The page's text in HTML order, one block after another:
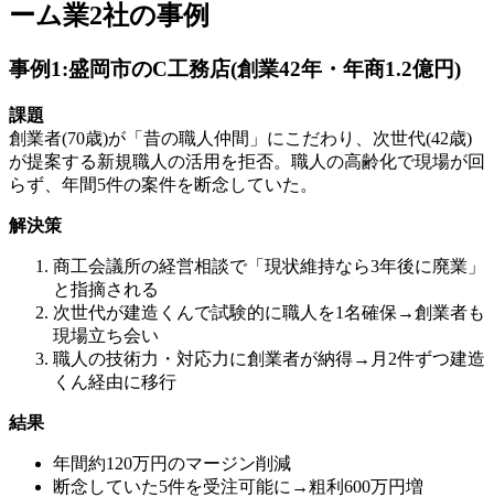
ーム業2社の事例
事例1:盛岡市のC工務店(創業42年・年商1.2億円)
課題
創業者(70歳)が「昔の職人仲間」にこだわり、次世代(42歳)
が提案する新規職人の活用を拒否。職人の高齢化で現場が回
らず、年間5件の案件を断念していた。
解決策
商工会議所の経営相談で「現状維持なら3年後に廃業」
と指摘される
次世代が建造くんで試験的に職人を1名確保→創業者も
現場立ち会い
職人の技術力・対応力に創業者が納得→月2件ずつ建造
くん経由に移行
結果
年間約120万円のマージン削減
断念していた5件を受注可能に→粗利600万円増